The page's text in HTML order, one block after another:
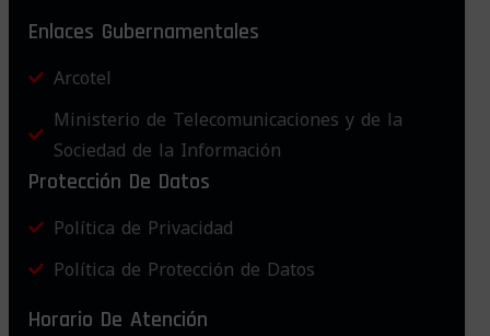
Enlaces Gubernamentales
Arcotel
Ministerio de Telecomunicaciones y de la
Sociedad de la Información
Protección De Datos
Política de Privacidad
Política de Protección de Datos
Horario De Atención